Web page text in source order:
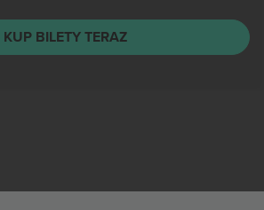
KUP BILETY TERAZ